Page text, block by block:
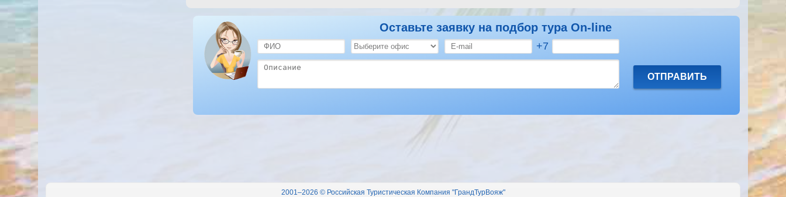
Оставьте заявку на подбор тура On-line
+7
2001–2026 © Российская Туристическая Компания "ГрандТурВояж"